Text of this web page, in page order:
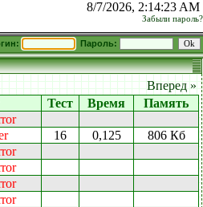
8/7/2026, 2:14:23 AM
Забыли пароль?
Пароль:
Вперед »
Тест Время
Память
16 0,125
806 Кб